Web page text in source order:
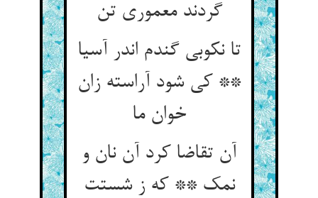
گردند معموری تن
تا نکوبی گندم اندر آسیا
** کی شود آراسته زان
خوان ما
آن تقاضا کرد آن نان و
نمک ** که ز شستت